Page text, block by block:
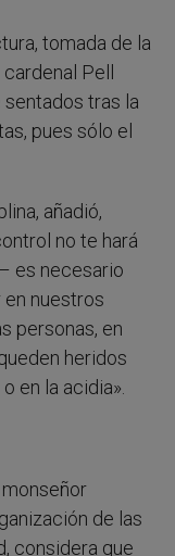
tomada de la
Pell
sentados tras la
pues sólo el
añadió,
no te hará
es necesario
nuestros
personas, en
heridos
en la acidia».
de las
considera que